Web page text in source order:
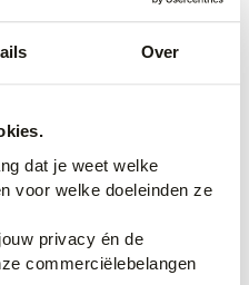
Over
dat je weet welke
voor welke doeleinden ze
privacy én de
commerciëlebelangen
de kinderen, de
Cardin kan altijd.
herenkleding van Pierre
door mooie items met
prijsje jouw garderobe aan
Pierre Cardin. Shop jouw
online of kom langs in
jouw bestelling plaatst,